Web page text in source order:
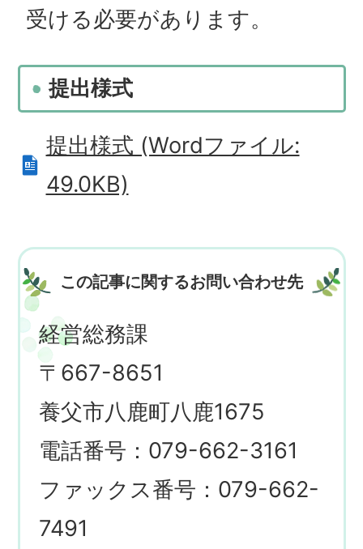
受ける必要があります。
提出様式
提出様式 (Wordファイル:
49.0KB)
この記事に関するお問い合わせ先
経営総務課
〒667-8651
養父市八鹿町八鹿1675
電話番号：079-662-3161
ファックス番号：079-662-
7491